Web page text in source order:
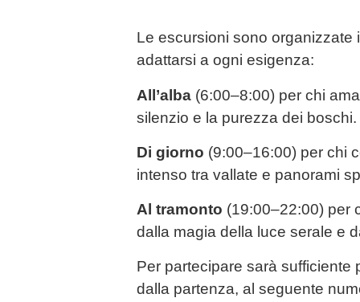
Le escursioni sono organizzate
adattarsi a ogni esigenza:
All’alba (6:00–8:00) per chi
silenzio e la purezza dei boschi.
Di giorno (9:00–16:00) per chi
intenso tra vallate e panorami
Al tramonto (19:00–22:00) per
dalla magia della luce serale e
Per partecipare sarà sufficiente
dalla partenza, al seguente